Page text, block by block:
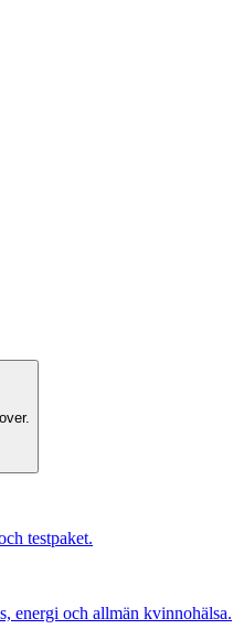
testpaket.
energi och allmän kvinnohälsa.